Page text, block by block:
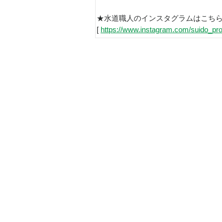
★水道職人のインスタグラムはこちら
[ https://www.instagram.com/